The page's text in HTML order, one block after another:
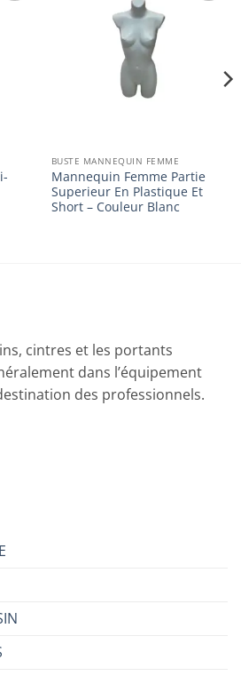
BUSTE MANNEQUIN FEMME
Mannequin Femme Partie
Superieur En Plastique Et
Short – Couleur Blanc
cintres et les portants
dans l’équipement
des professionnels.